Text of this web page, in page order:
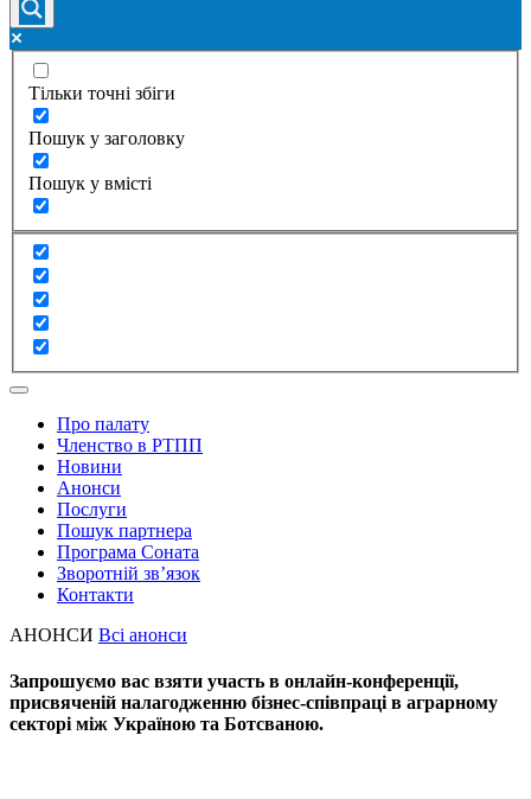
Тільки точні збіги
Пошук у заголовку
Пошук у вмісті
Про палату
Членство в РТПП
Новини
Анонси
Послуги
Пошук партнера
Програма Соната
Зворотній зв’язок
Контакти
АНОНСИ Всі анонси
Запрошуємо вас взяти участь в онлайн-конференції,
присвяченій налагодженню бізнес-співпраці в аграрному
секторі між Україною та Ботсваною.